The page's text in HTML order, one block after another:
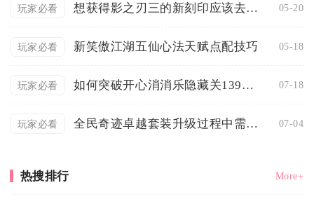
玩家必看 想获得影之刃三的新刻印应该去哪里 05-20
玩家必看 新笑傲江湖五仙心法天赋点配技巧 05-18
玩家必看 如何突破开心消消乐隐藏关139的难关 07-18
玩家必看 全民奇迹卓越套装升级过程中需要注意什么 07-04
热搜排行 More+